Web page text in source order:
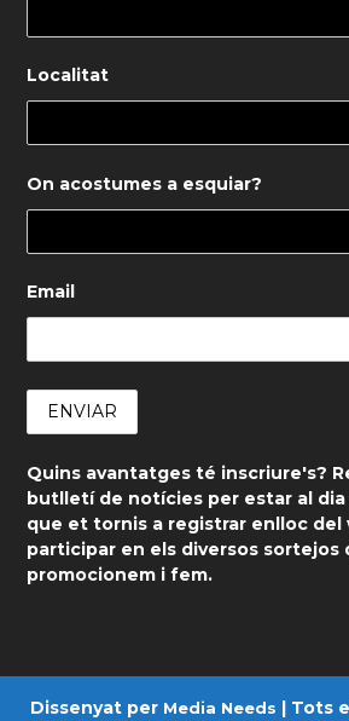
Localitat
On acostumes a esquiar?
Email
Quins avantatges té inscriure's?
butlletí de notícies per estar al
que et tornis a registrar enlloc del
participar en els diversos sortejos
promocionem i fem.
Dissenyat per Media Needs | Tots